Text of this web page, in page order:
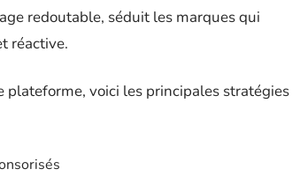
redoutable, séduit les marques qui
réactive.
plateforme, voici les principales stratégies